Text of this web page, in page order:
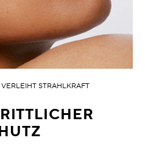
STRAHLKRAFT